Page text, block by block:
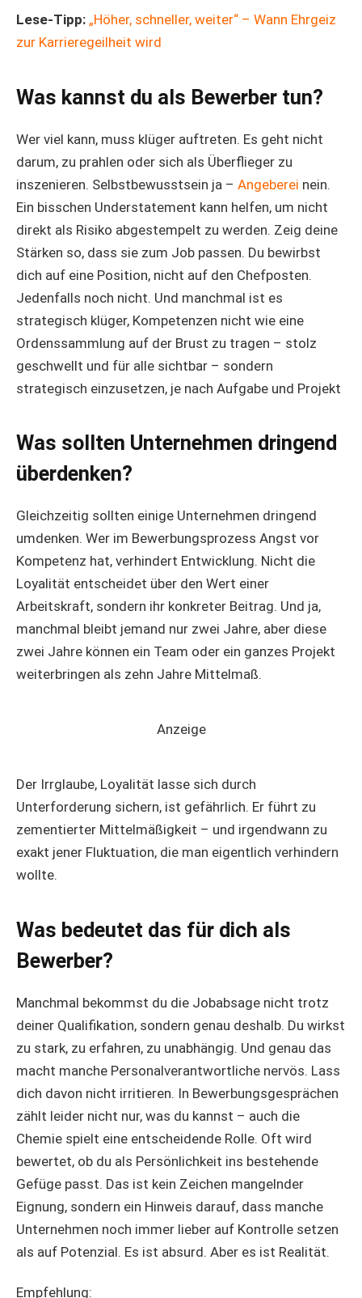
Lese-Tipp: „Höher, schneller, weiter“ – Wann Ehrgeiz
zur Karrieregeilheit wird
Was kannst du als Bewerber tun?
Wer viel kann, muss klüger auftreten. Es geht nicht
darum, zu prahlen oder sich als Überflieger zu
inszenieren. Selbstbewusstsein ja – Angeberei nein.
Ein bisschen Understatement kann helfen, um nicht
direkt als Risiko abgestempelt zu werden. Zeig deine
Stärken so, dass sie zum Job passen. Du bewirbst
dich auf eine Position, nicht auf den Chefposten.
Jedenfalls noch nicht. Und manchmal ist es
strategisch klüger, Kompetenzen nicht wie eine
Ordenssammlung auf der Brust zu tragen – stolz
geschwellt und für alle sichtbar – sondern
strategisch einzusetzen, je nach Aufgabe und Projekt
Was sollten Unternehmen dringend
überdenken?
Gleichzeitig sollten einige Unternehmen dringend
umdenken. Wer im Bewerbungsprozess Angst vor
Kompetenz hat, verhindert Entwicklung. Nicht die
Loyalität entscheidet über den Wert einer
Arbeitskraft, sondern ihr konkreter Beitrag. Und ja,
manchmal bleibt jemand nur zwei Jahre, aber diese
zwei Jahre können ein Team oder ein ganzes Projekt
weiterbringen als zehn Jahre Mittelmaß.
Anzeige
Der Irrglaube, Loyalität lasse sich durch
Unterforderung sichern, ist gefährlich. Er führt zu
zementierter Mittelmäßigkeit – und irgendwann zu
exakt jener Fluktuation, die man eigentlich verhindern
wollte.
Was bedeutet das für dich als
Bewerber?
Manchmal bekommst du die Jobabsage nicht trotz
deiner Qualifikation, sondern genau deshalb. Du wirkst
zu stark, zu erfahren, zu unabhängig. Und genau das
macht manche Personalverantwortliche nervös. Lass
dich davon nicht irritieren. In Bewerbungsgesprächen
zählt leider nicht nur, was du kannst – auch die
Chemie spielt eine entscheidende Rolle. Oft wird
bewertet, ob du als Persönlichkeit ins bestehende
Gefüge passt. Das ist kein Zeichen mangelnder
Eignung, sondern ein Hinweis darauf, dass manche
Unternehmen noch immer lieber auf Kontrolle setzen
als auf Potenzial. Es ist absurd. Aber es ist Realität.
Empfehlung: